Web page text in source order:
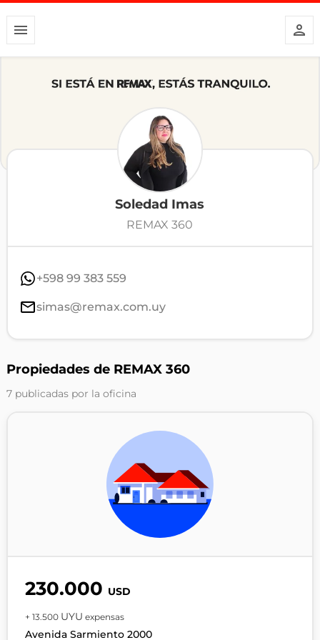
Soledad Imas
REMAX 360
+598 99 383 559
simas@remax.com.uy
Propiedades de REMAX 360
7 publicadas por la oficina
230.000 USD
+ 13.500 UYU expensas
Avenida Sarmiento 2000